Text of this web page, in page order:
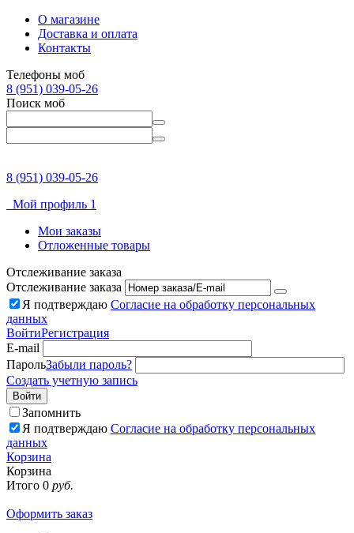
О магазине
Доставка и оплата
Контакты
Телефоны моб
8 (951) 039-05-26
Поиск моб
8 (951) 039-05-26
Мой профиль 1
Мои заказы
Отложенные товары
Отслеживание заказа
Отслеживание заказа
Я подтверждаю Согласие на обработку персональных
данных
ВойтиРегистрация
E-mail
ПарольЗабыли пароль?
Создать учетную запись
Войти
Запомнить
Я подтверждаю Согласие на обработку персональных
данных
Корзина
Корзина
Итого 0 руб.
Оформить заказ